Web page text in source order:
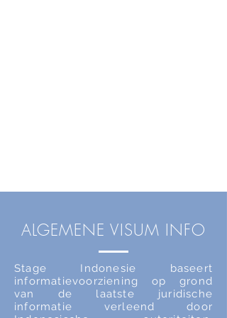
ALGEMENE VISUM INFO
Stage Indonesie baseert
informatievoorziening op grond
van de laatste juridische
informatie verleend door